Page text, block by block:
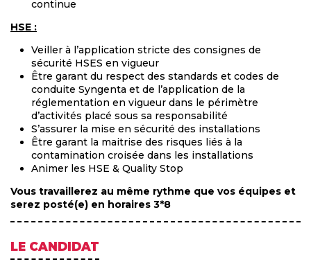
continue
HSE :
Veiller à l’application stricte des consignes de
sécurité HSES en vigueur
Être garant du respect des standards et codes de
conduite Syngenta et de l’application de la
réglementation en vigueur dans le périmètre
d’activités placé sous sa responsabilité
S’assurer la mise en sécurité des installations
Être garant la maitrise des risques liés à la
contamination croisée dans les installations
Animer les HSE & Quality Stop
Vous travaillerez au même rythme que vos équipes et
serez posté(e) en horaires 3*8
LE CANDIDAT